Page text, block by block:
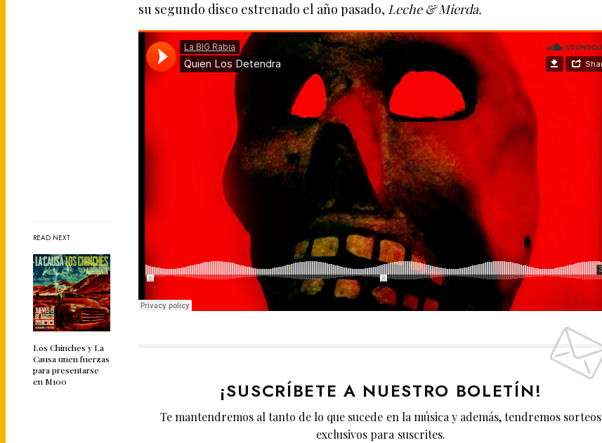
READ NEXT
Los Chinches y La
Causa unen fuerzas
para presentarse
en M100
su segundo disco estrenado el año pasado, Leche & Mierda.
¡SUSCRÍBETE A NUESTRO BOLETÍN!
Te mantendremos al tanto de lo que sucede en la música y además, tendremos sorteos
exclusivos para suscrites.